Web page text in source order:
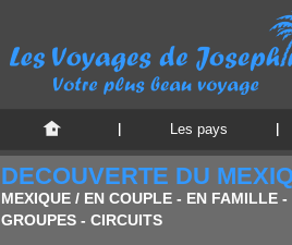
Les pays
DECOUVERTE DU
MEXIQUE / EN COUPLE - EN FAMILLE -
GROUPES - CIRCUITS